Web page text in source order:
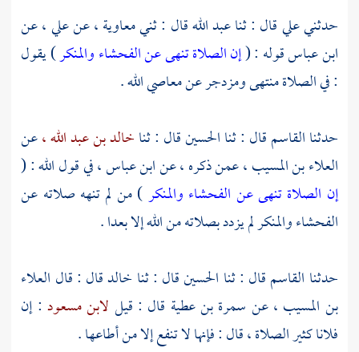
حدثنيعليقال : ثناعبد اللهقال : ثنيمعاوية ،عنعلي ،عن
ابن عباسقوله : (إن الصلاة تنهى عن الفحشاء والمنكر) يقول
: في الصلاة منتهى ومزدجر عن معاصي الله .
حدثناالقاسمقال : ثناالحسينقال : ثناخالد بن عبد الله ،عن
العلاء بن المسيب ،عمن ذكره ، عنابن عباس ،في قول الله : (
إن الصلاة تنهى عن الفحشاء والمنكر) من لم تنهه صلاته عن
الفحشاء والمنكر لم يزدد بصلاته من الله إلا بعدا .
حدثنا القاسمقال : ثنا الحسينقال : ثنا خالدقال : قال العلاء
بن المسيب ،عن سمرة بن عطية قال : قيل لابن مسعود : إن
فلانا كثير الصلاة ، قال : فإنها لا تنفع إلا من أطاعها .